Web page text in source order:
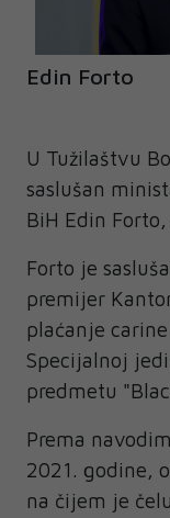
Edin Forto
U Tužilaštvu
saslušan
BiH Edin
Forto je
premijer
plaćanje
Specijalnoj
predmetu
Prema
2021. godine,
na čijem je